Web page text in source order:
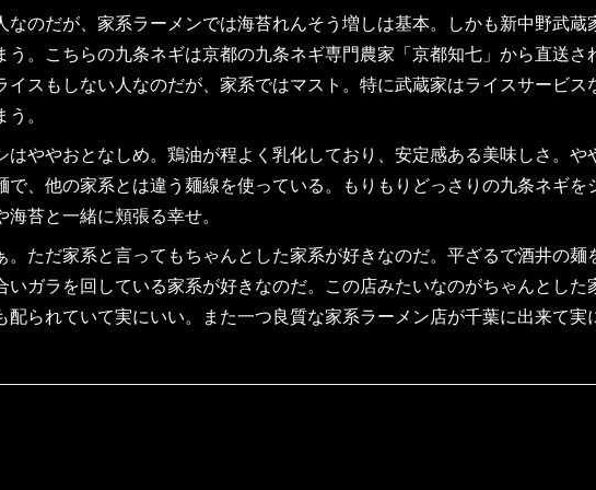
のだが、家系ラーメンでは海苔れんそう増しは基本。しかも新中野武蔵
。こちらの九条ネギは京都の九条ネギ専門農家「京都知七」から直送さ
スもしない人なのだが、家系ではマスト。特に武蔵家はライスサービス
。
ややおとなしめ。鶏油が程よく乳化しており、安定感ある美味しさ。や
、他の家系とは違う麺線を使っている。もりもりどっさりの九条ネギを
苔と一緒に頬張る幸せ。
ただ家系と言ってもちゃんとした家系が好きなのだ。平ざるで酒井の麺
ガラを回している家系が好きなのだ。この店みたいなのがちゃんとした
られていて実にいい。また一つ良質な家系ラーメン店が千葉に出来て実